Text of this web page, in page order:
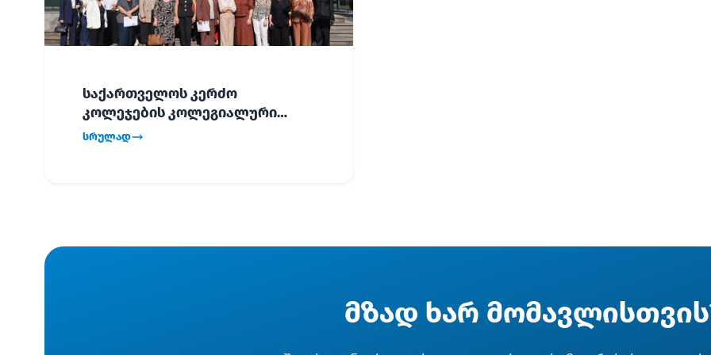
საქართველოს კერძო
კოლეჯების კოლეგიალური
ვიზიტი ბათუმში!
სრულად
მზად ხარ